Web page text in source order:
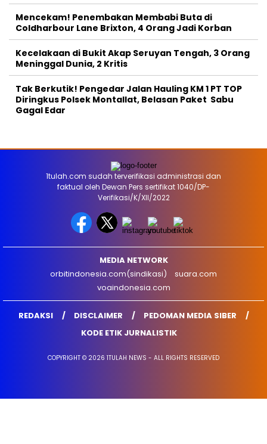
Mencekam! Penembakan Membabi Buta di
Coldharbour Lane Brixton, 4 Orang Jadi Korban
Kecelakaan di Bukit Akap Seruyan Tengah, 3 Orang
Meninggal Dunia, 2 Kritis
Tak Berkutik! Pengedar Jalan Hauling KM 1 PT TOP
Diringkus Polsek Montallat, Belasan Paket Sabu
Gagal Edar
1tulah.com sudah terverifikasi administrasi dan
faktual oleh Dewan Pers sertifikat 1040/DP-
Verifikasi/K/XII/2022
MEDIA NETWORK
orbitindonesia.com(sindikasi)
suara.com
voaindonesia.com
REDAKSI DISCLAIMER
PEDOMAN MEDIA SIBER
KODE ETIK JURNALISTIK
COPYRIGHT © 2026 1TULAH NEWS - ALL RIGHTS RESERVED